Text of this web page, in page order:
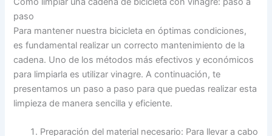
paso
Para mantener nuestra bicicleta en óptimas condiciones,
es fundamental realizar un correcto mantenimiento de la
cadena. Uno de los métodos más efectivos y económicos
para limpiarla es utilizar vinagre. A continuación, te
presentamos un paso a paso para que puedas realizar esta
limpieza de manera sencilla y eficiente.
Preparación del material necesario: Para llevar a cabo